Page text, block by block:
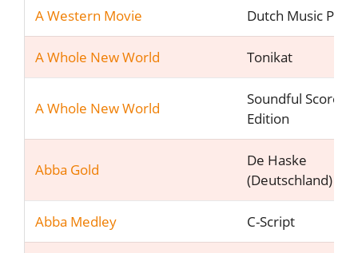
A Western Movie Dutch Music
A Whole New World Tonikat
A Whole New World
Soundful Scores
Edition
Abba Gold
De Haske
(Deutschland)
Abba Medley C-Script